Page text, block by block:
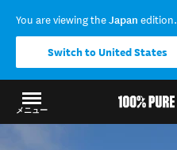
You are viewing theJapan edition.
Switch to United States
メニュー